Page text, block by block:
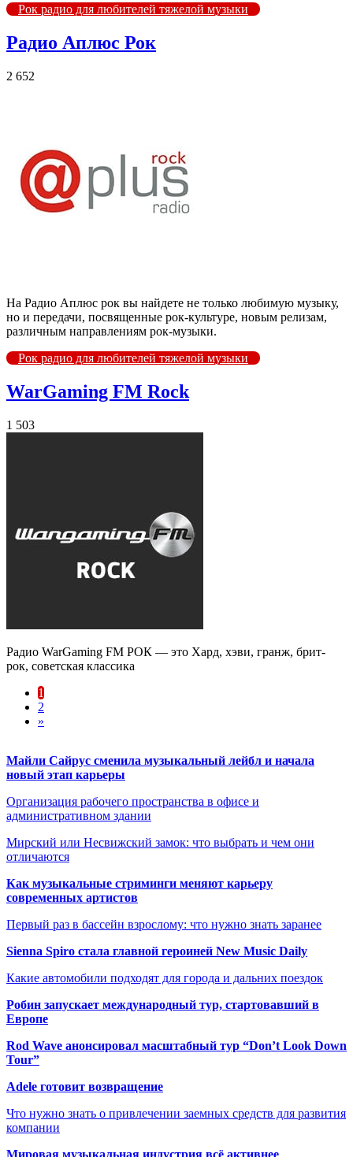
Рок радио для любителей тяжелой музыки
Радио Аплюс Рок
2 652
На Радио Аплюс рок вы найдете не только любимую музыку,
но и передачи, посвященные рок-культуре, новым релизам,
различным направлениям рок-музыки.
Рок радио для любителей тяжелой музыки
WarGaming FM Rock
1 503
Радио WarGaming FM РОК — это Хард, хэви, гранж, брит-
рок, советская классика
1
2
»
Майли Сайрус сменила музыкальный лейбл и начала
новый этап карьеры
Организация рабочего пространства в офисе и
административном здании
Мирский или Несвижский замок: что выбрать и чем они
отличаются
Как музыкальные стриминги меняют карьеру
современных артистов
Первый раз в бассейн взрослому: что нужно знать заранее
Sienna Spiro стала главной героиней New Music Daily
Какие автомобили подходят для города и дальних поездок
Робин запускает международный тур, стартовавший в
Европе
Rod Wave анонсировал масштабный тур “Don’t Look Down
Tour”
Adele готовит возвращение
Что нужно знать о привлечении заемных средств для развития
компании
Мировая музыкальная индустрия всё активнее